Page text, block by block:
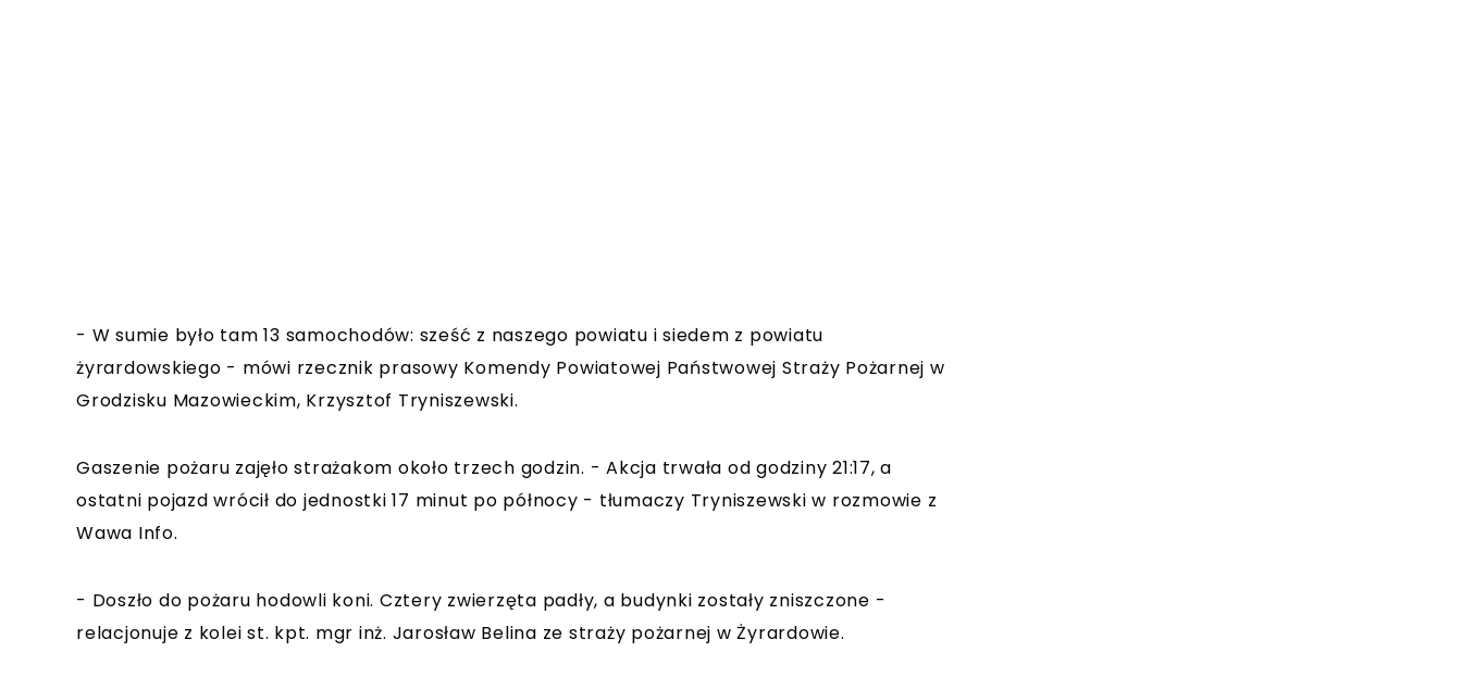
- W sumie było tam 13 samochodów: sześć z naszego powiatu i siedem z powiatu
żyrardowskiego - mówi rzecznik prasowy Komendy Powiatowej Państwowej Straży Pożarnej w
Grodzisku Mazowieckim, Krzysztof Tryniszewski.
Gaszenie pożaru zajęło strażakom około trzech godzin. - Akcja trwała od godziny 21:17, a
ostatni pojazd wrócił do jednostki 17 minut po północy - tłumaczy Tryniszewski w rozmowie z
Wawa Info.
- Doszło do pożaru hodowli koni. Cztery zwierzęta padły, a budynki zostały zniszczone -
relacjonuje z kolei st. kpt. mgr inż. Jarosław Belina ze straży pożarnej w Żyrardowie.